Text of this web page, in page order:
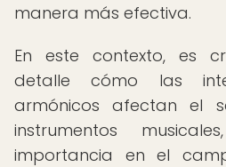
manera más efectiva.
En este contexto, es
detalle cómo las
armónicos afectan el
instrumentos
importancia en el